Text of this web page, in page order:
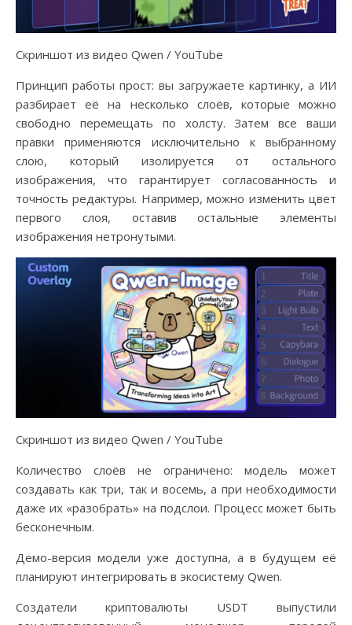
Скриншот из видео Qwen / YouTube
Принцип работы прост: вы загружаете картинку, а ИИ
разбирает её на несколько слоёв, которые можно
свободно перемещать по холсту. Затем все ваши
правки применяются исключительно к выбранному
слою, который изолируется от остального
изображения, что гарантирует согласованность и
точность редактуры. Например, можно изменить цвет
первого слоя, оставив остальные элементы
изображения нетронутыми.
Скриншот из видео Qwen / YouTube
Количество слоёв не ограничено: модель может
создавать как три, так и восемь, а при необходимости
даже их «разобрать» на подслои. Процесс может быть
бесконечным.
Демо-версия модели уже доступна, а в будущем её
планируют интегрировать в экосистему Qwen.
Создатели криптовалюты USDT выпустили